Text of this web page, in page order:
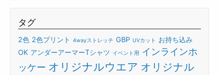
タグ
2色 2色プリント 4wayストレッチ GBP UVカット
お持ち込み
OK アンダーアーマーTシャツ イベント用
インラインホ
ッケー オリジナルウエア オリジナル